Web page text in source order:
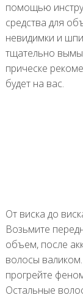
помощью
средства для
невидимки и
тщательно
прическе
будет на вас.
От виска до
Возьмите
объем, после
волосы
прогрейте
Остальные